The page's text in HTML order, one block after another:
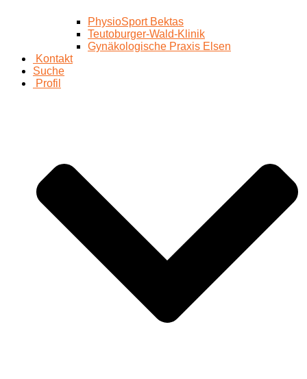
PhysioSport Bektas
Teutoburger-Wald-Klinik
Gynäkologische Praxis Elsen
Kontakt
Suche
Profil